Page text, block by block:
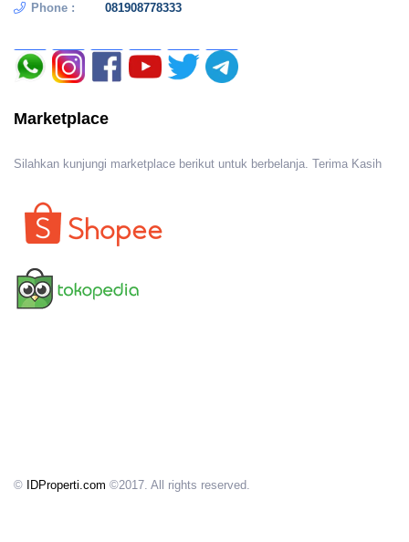
Phone : 081908778333
Marketplace
Silahkan kunjungi marketplace berikut untuk berbelanja. Terima Kasih
© IDProperti.com ©2017. All rights reserved.